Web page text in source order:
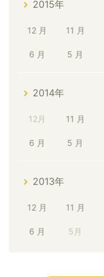
2015年
12 月 11 月
6 月 5 月
2014年
12月 11 月
6 月 5 月
2013年
12 月 11 月
6 月 5月